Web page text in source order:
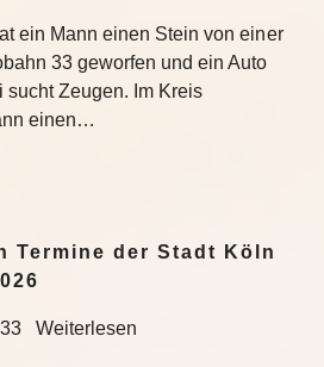
ein Mann einen Stein von einer
33 geworfen und ein Auto
Zeugen. Im Kreis
einen…
Termine der Stadt Köln
Weiterlesen